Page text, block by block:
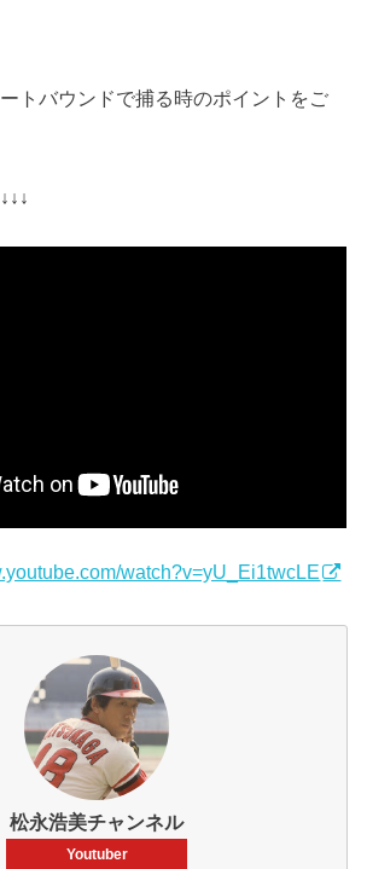
トバウンドで捕る時のポイントをご
watch?v=yU_Ei1twcLE
松永浩美チャンネル
Youtuber